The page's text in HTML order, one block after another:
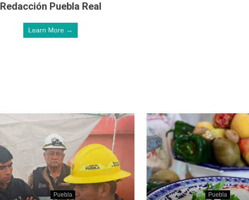
Redacción Puebla Real
Learn More →
Puebla Puebla